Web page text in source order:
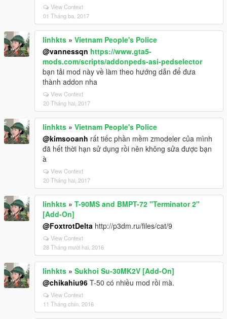
View Context
01 Tháng ba, 2017
linhkts » Vietnam People's Police
@vannessqn https://www.gta5-
mods.com/scripts/addonpeds-asi-pedselector
bạn tải mod này về làm theo hướng dẫn để đưa
thành addon nha
View Context
20 Tháng hai, 2017
linhkts » Vietnam People's Police
@kimsooanh rất tiếc phần mềm zmodeler của mình
đã hết thời hạn sử dụng rồi nên không sửa được bạn
à
View Context
20 Tháng hai, 2017
linhkts » T-90MS and BMPT-72 "Terminator 2"
[Add-On]
@FoxtrotDelta http://p3dm.ru/files/cat/9
View Context
28 Tháng mười hai, 2016
linhkts » Sukhoi Su-30MK2V [Add-On]
@chikahiu96 T-50 có nhiều mod rồi mà.
View Context
11 Tháng chín, 2016